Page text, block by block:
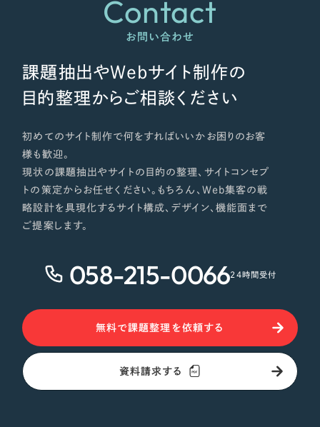
Contact
お問い合わせ
課題抽出やWebサイト制作の
目的整理からご相談ください
初めてのサイト制作で何をすればいいかお困りのお客
様も歓迎。
現状の課題抽出やサイトの目的の整理、サイトコンセプ
トの策定からお任せください。もちろん、Web集客の戦
略設計を具現化するサイト構成、デザイン、機能面まで
ご提案します。
058-215-006624時間受付
無料で課題整理を依頼する
資料請求する